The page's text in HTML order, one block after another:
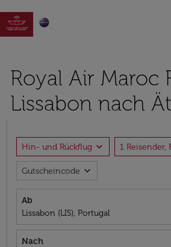

Royal Air Maroc
Lissabon nach
Hin- und Rückflug expand_more 1
Gutscheincode expand_more
Ab
Lissabon (LIS), Portugal
Nach